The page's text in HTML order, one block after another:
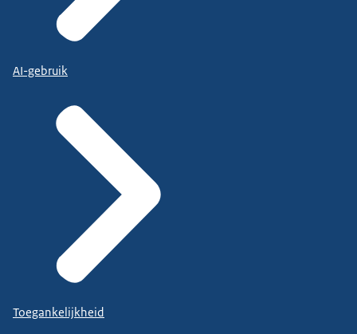
AI-gebruik
Toegankelijkheid